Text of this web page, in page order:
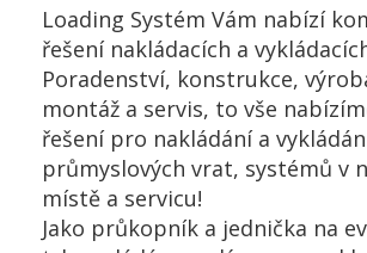
Loading Systém Vám nabízí
řešení nakládacích a
Poradenství, konstrukce,
montáž a servis, to vše
řešení pro nakládání a
průmyslových vrat, systémů v
místě a servicu!
Jako průkopník a jednička na